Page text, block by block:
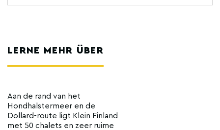
LERNE MEHR ÜBER
Aan de rand van het
Hondhalstermeer en de
Dollard-route ligt Klein Finland
met 50 chalets en zeer ruime